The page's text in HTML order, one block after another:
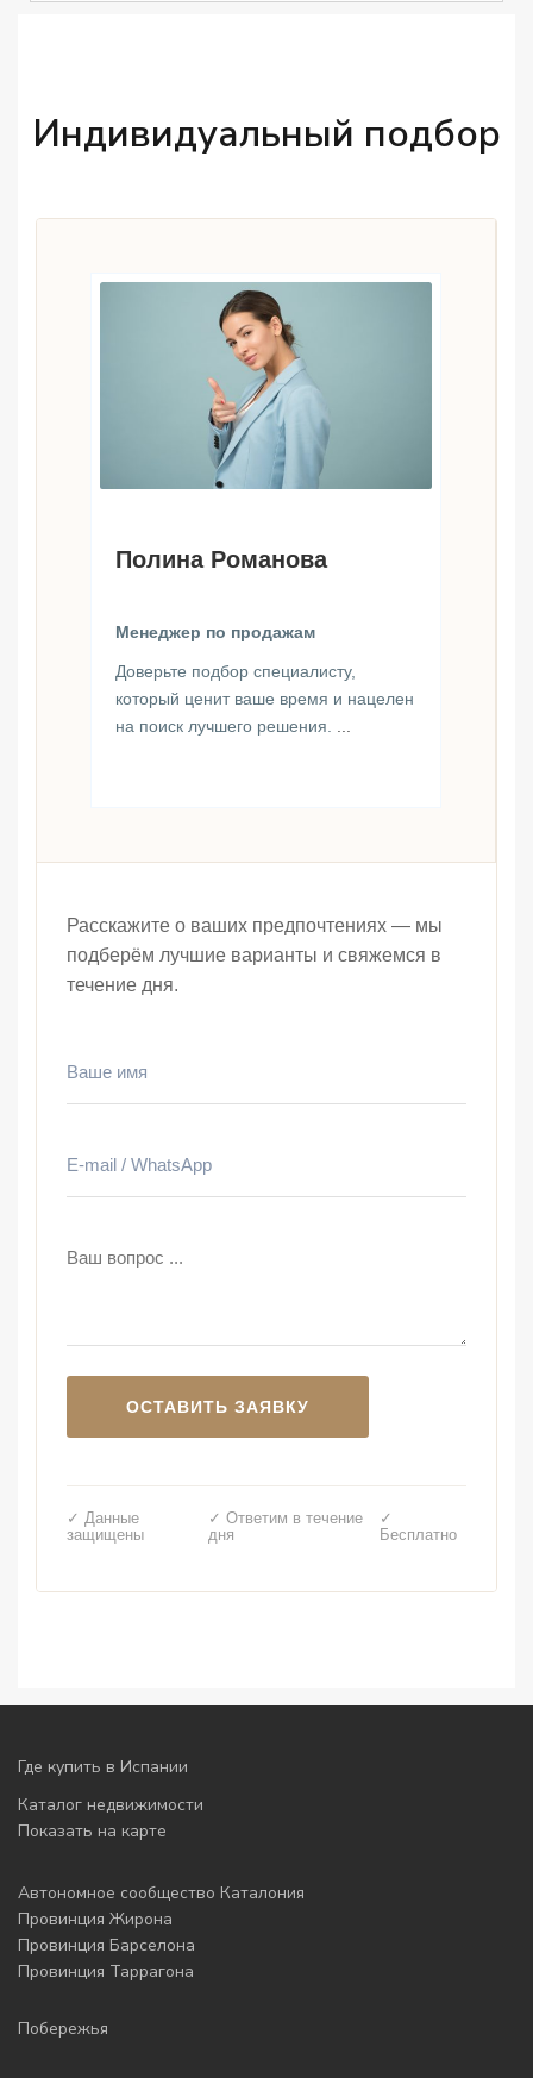
Индивидуальный подбор
Полина Романова
Менеджер по продажам
Доверьте подбор специалисту,
который ценит ваше время и нацелен
на поиск лучшего решения.
Расскажите о ваших предпочтениях — мы
подберём лучшие варианты и свяжемся в
течение дня.
✓ Данные
защищены
✓ Ответим в течение
дня
✓
Бесплатно
Где купить в Испании
Каталог недвижимости
Показать на карте
Автономное сообщество Каталония
Провинция Жирона
Провинция Барселона
Провинция Таррагона
Побережья